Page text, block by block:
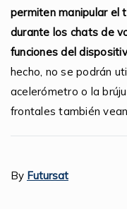
permiten manipular el
durante los chats de
funciones del
hecho, no se podrán
acelerómetro o la
frontales también
By Futursat